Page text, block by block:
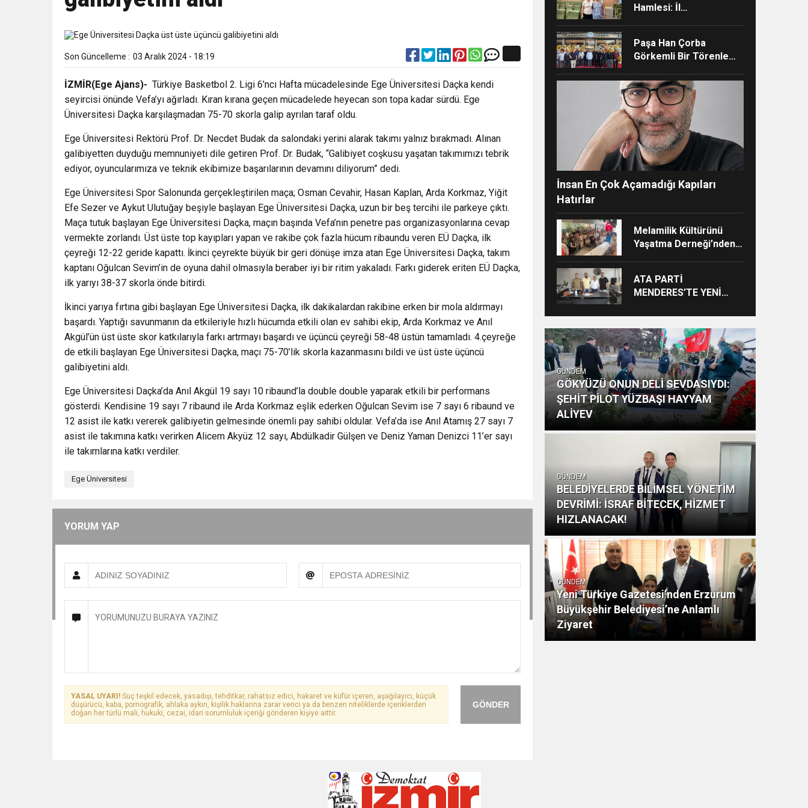
10:02 Gelecek Partisi İzmir Teşkilatı Ankara’da Güç Gösterisi Yaptı
9:33 CHP’li 3 Genç Tutuklandı: Siyasi Saldırının Hedefinde Mehmet Türkmen mi Var?
14:11 Buca’da Ruhsatı Tartışmalı İnşaat Meclis Gündeminde: “Cumhurbaşkanı Kararnamesi Bile Çiğnendi”
18:28 Eğitim Camiasının Yakından Tanıdığı İsim: Abdulrezak Kaldan Torbalı Yolunda
Son Güncelleme : 03 Aralık 2024 - 18:19
İZMİR(Ege Ajans)- Türkiye Basketbol 2. Ligi 6’ncı Hafta mücadelesinde Ege Üniversitesi Daçka kendi
seyircisi önünde Vefa’yı ağırladı. Kıran kırana geçen mücadelede heyecan son topa kadar sürdü. Ege
Üniversitesi Daçka karşılaşmadan 75-70 skorla galip ayrılan taraf oldu.
Ege Üniversitesi Rektörü Prof. Dr. Necdet Budak da salondaki yerini alarak takımı yalnız bırakmadı. Alınan
galibiyetten duyduğu memnuniyeti dile getiren Prof. Dr. Budak, “Galibiyet coşkusu yaşatan takımımızı tebrik
ediyor, oyuncularımıza ve teknik ekibimize başarılarının devamını diliyorum” dedi.
Ege Üniversitesi Spor Salonunda gerçekleştirilen maça; Osman Cevahir, Hasan Kaplan, Arda Korkmaz, Yiğit
Efe Sezer ve Aykut Ulutuğay beşiyle başlayan Ege Üniversitesi Daçka, uzun bir beş tercihi ile parkeye çıktı.
Maça tutuk başlayan Ege Üniversitesi Daçka, maçın başında Vefa’nın penetre pas organizasyonlarına cevap
vermekte zorlandı. Üst üste top kayıpları yapan ve rakibe çok fazla hücum ribaundu veren EÜ Daçka, ilk
çeyreği 12-22 geride kapattı. İkinci çeyrekte büyük bir geri dönüşe imza atan Ege Üniversitesi Daçka, takım
kaptanı Oğulcan Sevim’in de oyuna dahil olmasıyla beraber iyi bir ritim yakaladı. Farkı giderek eriten EÜ Daçka,
ilk yarıyı 38-37 skorla önde bitirdi.
İkinci yarıya fırtına gibi başlayan Ege Üniversitesi Daçka, ilk dakikalardan rakibine erken bir mola aldırmayı
başardı. Yaptığı savunmanın da etkileriyle hızlı hücumda etkili olan ev sahibi ekip, Arda Korkmaz ve Anıl
Akgül’ün üst üste skor katkılarıyla farkı artrmayı başardı ve üçüncü çeyreği 58-48 üstün tamamladı. 4.çeyreğe
de etkili başlayan Ege Üniversitesi Daçka, maçı 75-70’lik skorla kazanmasını bildi ve üst üste üçüncü
galibiyetini aldı.
Ege Üniversitesi Daçka’da Anıl Akgül 19 sayı 10 ribaund’la double double yaparak etkili bir performans
gösterdi. Kendisine 19 sayı 7 ribaund ile Arda Korkmaz eşlik ederken Oğulcan Sevim ise 7 sayı 6 ribaund ve
12 asist ile katkı vererek galibiyetin gelmesinde önemli pay sahibi oldular. Vefa’da ise Anıl Atamış 27 sayı 7
asist ile takımına katkı verirken Alicem Akyüz 12 sayı, Abdülkadir Gülşen ve Deniz Yaman Denizci 11’er sayı
ile takımlarına katkı verdiler.
Ege Üniversitesi
YORUM YAP
GÖNDER
YASAL UYARI! Suç teşkil edecek, yasadışı, tehditkar, rahatsız edici, hakaret ve küfür içeren, aşağılayıcı, küçük
düşürücü, kaba, pornografik, ahlaka aykırı, kişilik haklarına zarar verici ya da benzeri niteliklerde içeriklerden
doğan her türlü mali, hukuki, cezai, idari sorumluluk içeriği gönderen kişiye aittir.
Hamlesi: İl
adımı
Paşa Han Çorba
Görkemli Bir Törenle
İnsan En Çok Açamadığı Kapıları
Hatırlar
Melamilik Kültürünü
Yaşatma Derneği’nden
Kişinin Lafa Bakılmaz”
ATA PARTİ
MENDERES’TE YENİ
BAŞLADI
GÜNDEM
GÖKYÜZÜ ONUN DELİ SEVDASIYDI:
ŞEHİT PİLOT YÜZBAŞI HAYYAM
ALİYEV
GÜNDEM
BELEDİYELERDE BİLİMSEL YÖNETİM
DEVRİMİ: İSRAF BİTECEK, HİZMET
HIZLANACAK!
GÜNDEM
Yeni Türkiye Gazetesi’nden Erzurum
Büyükşehir Belediyesi’ne Anlamlı
Ziyaret